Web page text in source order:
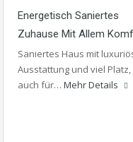
Energetisch Saniertes
Zuhause Mit Allem
Saniertes Haus mit
Ausstattung und viel Platz,
auch für… Mehr Details